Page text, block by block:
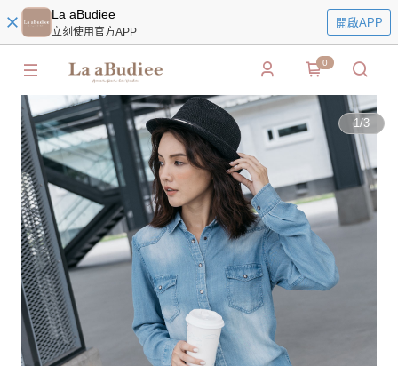
La aBudiee
立刻使用官方APP
開啟APP
0
1/3